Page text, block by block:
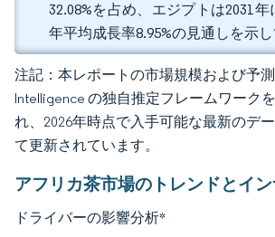
32.08%を占め、エジプトは2031
年平均成長率8.95%の見通しを示し
注記：本レポートの市場規模および予
Intelligence の独自推定フレームワーク
れ、2026年時点で入手可能な最新のデ
て更新されています。
アフリカ茶市場のトレンドとイ
ドライバーの影響分析*